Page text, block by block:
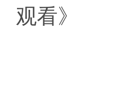
观看》